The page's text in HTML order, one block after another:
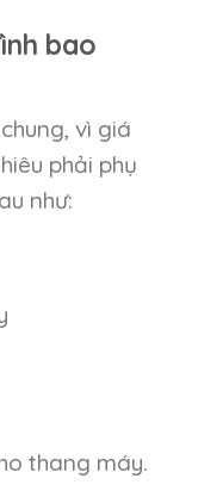
bao
vì giá
phải phụ
như:
thang máy.